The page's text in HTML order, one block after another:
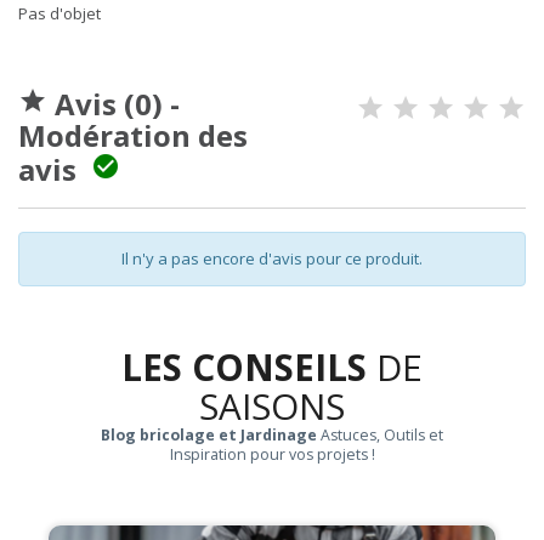
Pas d'objet
 Avis (0) -
Modération des
avis

Il n'y a pas encore d'avis pour ce produit.
LES CONSEILS DE
SAISONS
Blog bricolage et Jardinage Astuces, Outils et
Inspiration pour vos projets !